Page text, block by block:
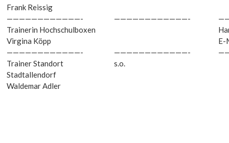
Frank Reissig
————————————-
————————————-
Trainerin Hochschulboxen
Virgina Köpp
E-
————————————-
————————————-
Trainer Standort
Stadtallendorf
s.o.
Waldemar Adler